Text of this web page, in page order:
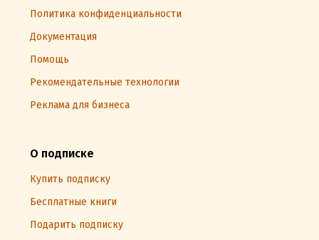
Политика конфиденциальности
Документация
Помощь
Рекомендательные технологии
Реклама для бизнеса
О подписке
Купить подписку
Бесплатные книги
Подарить подписку